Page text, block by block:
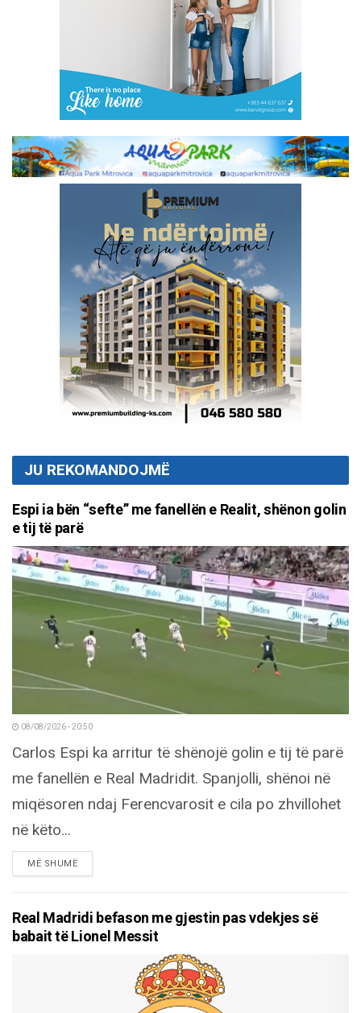
JU REKOMANDOJMË
Espi ia bën “sefte” me fanellën e Realit, shënon golin
e tij të parë
08/08/2026 - 20:50
Carlos Espi ka arritur të shënojë golin e tij të parë
me fanellën e Real Madridit. Spanjolli, shënoi në
miqësoren ndaj Ferencvarosit e cila po zhvillohet
në këto...
MË SHUMËDETAILS
Real Madridi befason me gjestin pas vdekjes së
babait të Lionel Messit